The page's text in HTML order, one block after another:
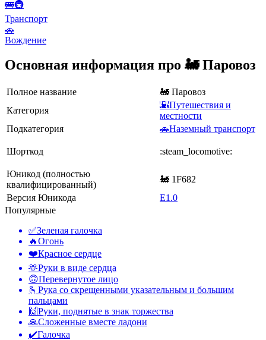
🚌🚇
Транспорт
🚗
Вождение
Основная информация про 🚂 Паровоз
Полное название
🚂 Паровоз
Категория
🌇Путешествия и
местности
Подкатегория
🚗Наземный транспорт
Шорткод :steam_locomotive:
Юникод (полностью
квалифицированный)
🚂 1F682
Версия Юникода
E1.0
Популярные
✅Зеленая галочка
🔥Огонь
❤️Красное сердце
🫶Руки в виде сердца
🙃Перевернутое лицо
🫰 Рука со скрещенными указательным и большим
пальцами
🙌Руки, поднятые в знак торжества
🙏Сложенные вместе ладони
✔️Галочка